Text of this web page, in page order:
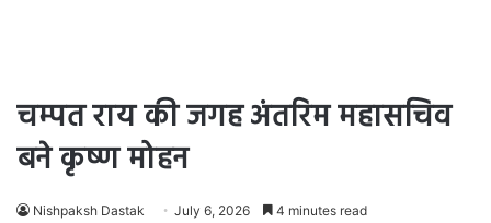
चम्पत राय की जगह अंतरिम महासचिव
बने कृष्ण मोहन
Nishpaksh Dastak July 6, 2026 4 minutes read